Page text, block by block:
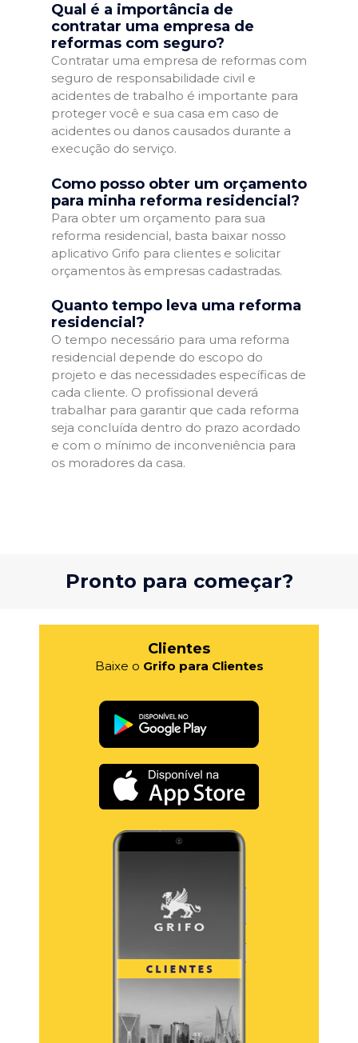
Qual é a importância de
contratar uma empresa de
reformas com seguro?
Contratar uma empresa de reformas com
seguro de responsabilidade civil e
acidentes de trabalho é importante para
proteger você e sua casa em caso de
acidentes ou danos causados durante a
execução do serviço.
Como posso obter um orçamento
para minha reforma residencial?
Para obter um orçamento para sua
reforma residencial, basta baixar nosso
aplicativo Grifo para clientes e solicitar
orçamentos às empresas cadastradas.
Quanto tempo leva uma reforma
residencial?
O tempo necessário para uma reforma
residencial depende do escopo do
projeto e das necessidades específicas de
cada cliente. O profissional deverá
trabalhar para garantir que cada reforma
seja concluída dentro do prazo acordado
e com o mínimo de inconveniência para
os moradores da casa.
Pronto para começar?
Clientes
Baixe o Grifo para Clientes